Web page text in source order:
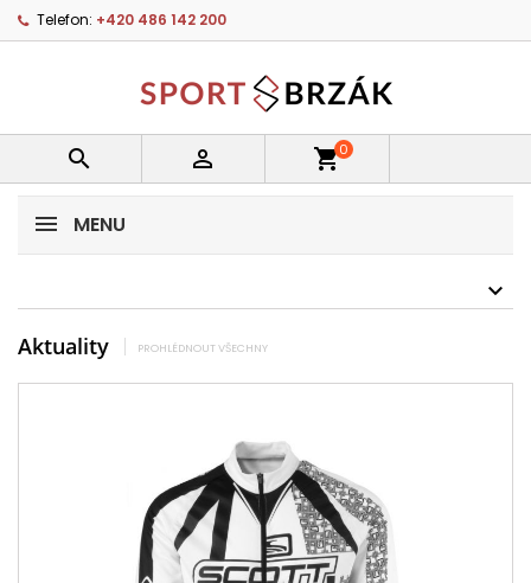
Telefon: +420 486 142 200
  shopping_cart0
MENU
Aktuality PROHLÉDNOUT VŠECHNY